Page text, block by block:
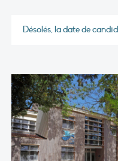
Désolés, la date de